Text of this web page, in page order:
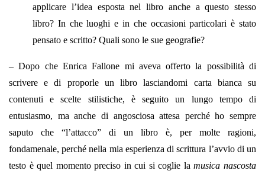
applicare l’idea esposta nel libro anche a questo stesso
libro? In che luoghi e in che occasioni particolari è stato
pensato e scritto? Quali sono le sue geografie?
– Dopo che Enrica Fallone mi aveva offerto la possibilità di
scrivere e di proporle un libro lasciandomi carta bianca su
contenuti e scelte stilistiche, è seguito un lungo tempo di
entusiasmo, ma anche di angosciosa attesa perché ho sempre
saputo che “l’attacco” di un libro è, per molte ragioni,
fondamenale, perché nella mia esperienza di scrittura l’avvio di un
testo è quel momento preciso in cui si coglie lamusica nascosta